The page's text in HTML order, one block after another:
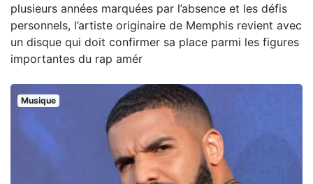
plusieurs années marquées par l’absence et les défis
personnels, l’artiste originaire de Memphis revient avec
un disque qui doit confirmer sa place parmi les figures
importantes du rap amér
Musique